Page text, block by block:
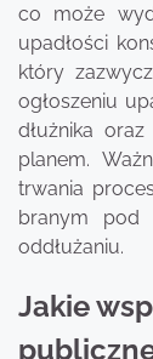
co może
upadłości
który
ogłoszeniu
dłużnika
planem.
trwania
branym pod
oddłużaniu.
Jakie